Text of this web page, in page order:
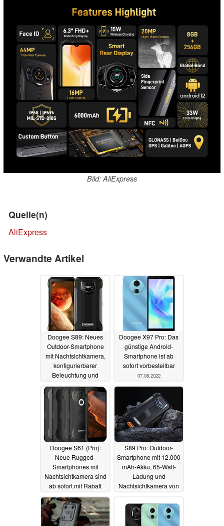
Bild: AliExpress
Quelle(n)
AliExpress
Verwandte Artikel
Doogee S89: Neues
Outdoor-Smartphone
mit Nachtsichtkamera,
konfigurierbarer
Beleuchtung und
11.08.2022
Doogee X97 Pro: Das
günstige Android-
Smartphone ist ab
sofort vorbestellbar
07.08.2022
Doogee S61 (Pro):
Neue Rugged-
Smartphones mit
Nachtsichtkamera sind
ab sofort mit Rabatt
26.07.2022
S89 Pro: Outdoor-
Smartphone mit 12.000
mAh-Akku, 65-Watt-
Ladung und
Nachtsichtkamera von
21.07.2022